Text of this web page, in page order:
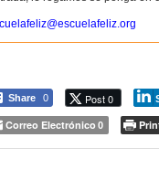
Share 0 Post 0
Correo Electrónico 0